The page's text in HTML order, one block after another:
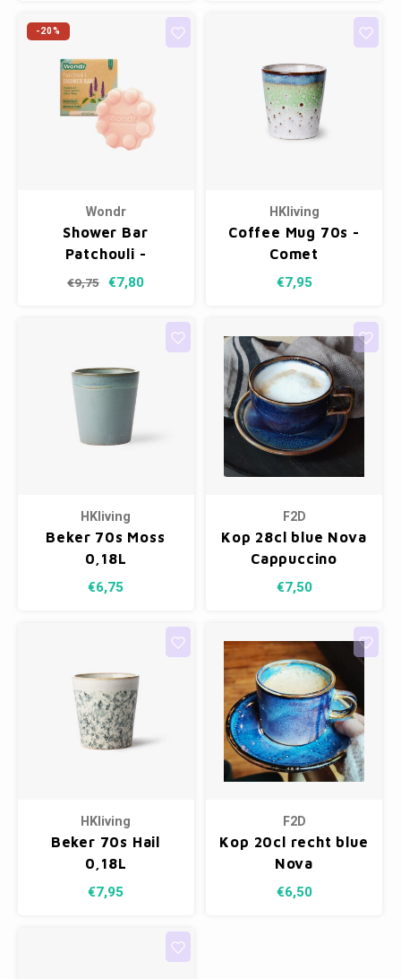
-20%
Wondr
Shower Bar
Patchouli -
Sensitive
€9,75 €7,80
HKliving
Coffee Mug 70s -
Comet
€7,95
HKliving
Beker 70s Moss
0,18L
€6,75
F2D
Kop 28cl blue Nova
Cappuccino
€7,50
HKliving
Beker 70s Hail
0,18L
€7,95
F2D
Kop 20cl recht blue
Nova
€6,50